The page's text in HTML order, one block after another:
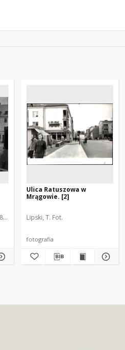
Fot.
Ulica Ratuszowa w
Mrągowie. [2]
Lipski, T. Fot.
fotografia